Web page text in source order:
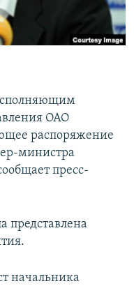
ОАО
распоряжение
министра
пресс-
представлена
начальника